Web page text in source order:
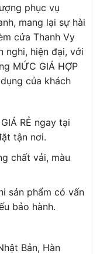
phục vụ
mang lại sự hài
cửa Thanh Vy
nghi, hiện đại, với
MỨC GIÁ HỢP
của khách
RẺ ngay tại
tận nơi.
chất vải, màu
sản phẩm có vấn
bảo hành.
Bản, Hàn